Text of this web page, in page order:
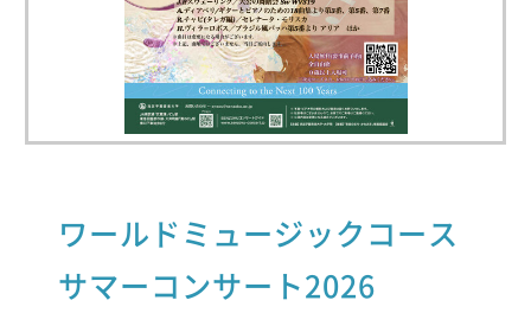
ワールドミュージックコース
サマーコンサート2026